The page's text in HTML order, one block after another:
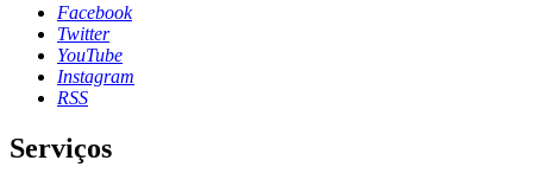
Facebook
Twitter
YouTube
Instagram
RSS
Serviços